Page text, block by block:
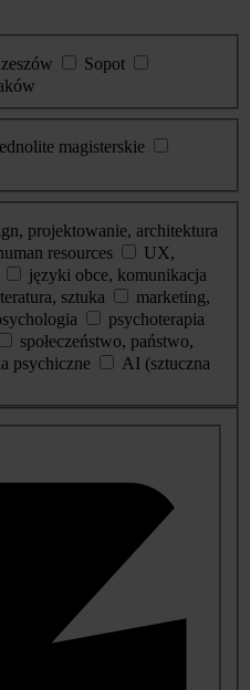
Sopot
magisterskie
projektowanie, architektura
resources
UX,
języki obce, komunikacja
sztuka
marketing,
psychoterapia
społeczeństwo, państwo,
psychiczne
AI (sztuczna